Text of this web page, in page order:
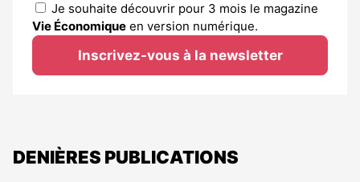
Je souhaite découvrir pour 3 mois le magazine
Vie Économique en version numérique.
Inscrivez-vous à la newsletter
DENIÈRES PUBLICATIONS